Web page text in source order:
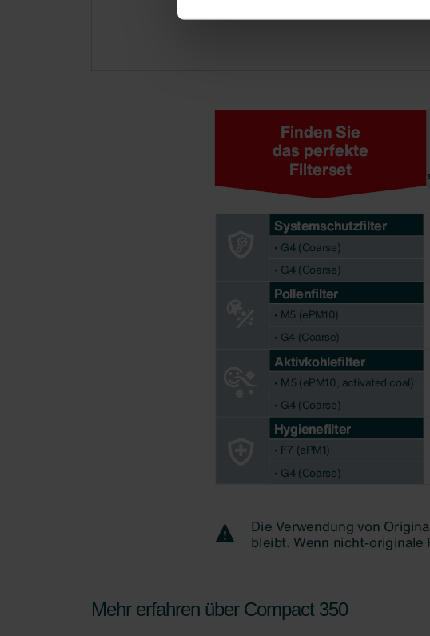
Datenschutzerklärung der Zehnder Group
Zehnder Group Italia S.r.l.: Privacy
Zehnder Group İç Mekan İklimlendirme
Zehnder Group Nederland bv:
Zehnder Group Sales International: Privacy
Zehnder Group Schweiz AG: Datenschutz
Zehnder Polska Sp. z o.o.: Oświadczenie o
Zehnder Group UK Limited: Privacy Policy
Zehnder Group Deutschland GmbH
Mehr erfahren über Compact 350